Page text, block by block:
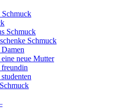
Schmuck
Schmuck
neue Mutter